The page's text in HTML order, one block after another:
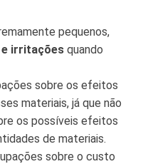
pequenos,
irritações quando
sobre os efeitos
materiais, já que não
os possíveis efeitos
de materiais.
sobre o custo